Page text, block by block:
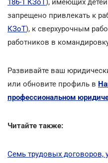
186-1 КЗоТ
), имеющих
запрещено привлекать к
КЗоТ), к сверхурочным
работников в
Развивайте ваш
или обновите профиль в
профессиональном
Читайте также:
Семь трудовых договоров,